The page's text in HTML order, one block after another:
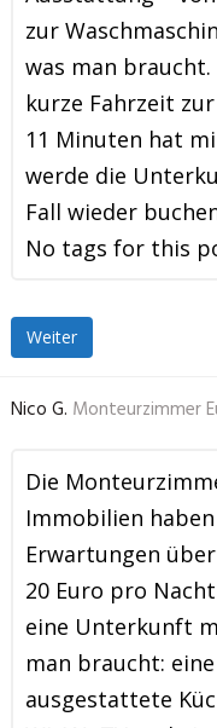
zur
was man braucht.
kurze Fahrzeit
11 Minuten hat
werde die
Fall wieder
No tags for this
Weiter
Nico G. Monteurzimmer
Die
Immobilien
Erwartungen
20 Euro pro
eine Unterkunft
man braucht:
ausgestattete